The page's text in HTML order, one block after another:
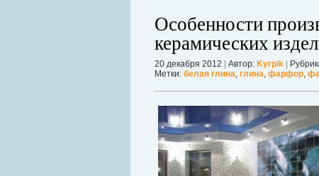
Когда в вашем доме появляются
настроение и вызывает волнение.
течение пары недель их может стать
в первые часы принять меры. А
Далее...
Особенности
керамических
20 декабря 2012 Автор: Kyrpik
Метки: белая глина, глина, фарфор,